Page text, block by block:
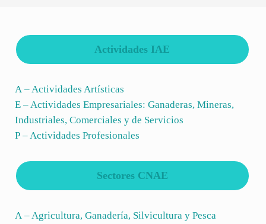
Actividades IAE
A – Actividades Artísticas
E – Actividades Empresariales: Ganaderas, Mineras,
Industriales, Comerciales y de Servicios
P – Actividades Profesionales
Sectores CNAE
A – Agricultura, Ganadería, Silvicultura y Pesca